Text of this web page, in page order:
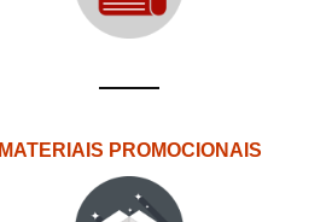
MATERIAIS PROMOCIONAIS